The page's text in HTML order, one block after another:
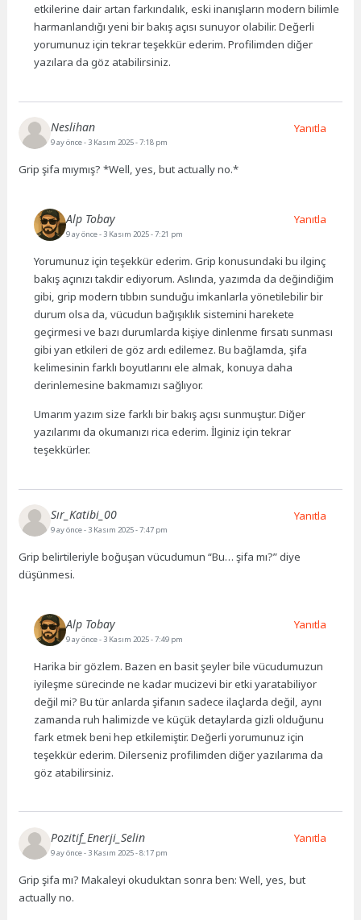
etkilerine dair artan farkındalık, eski inanışların modern bilimle
harmanlandığı yeni bir bakış açısı sunuyor olabilir. Değerli
yorumunuz için tekrar teşekkür ederim. Profilimden diğer
yazılara da göz atabilirsiniz.
Neslihan
9 ay önce- 3 Kasım 2025 - 7:18 pm
Grip şifa mıymış? *Well, yes, but actually no.*
Yanıtla
Alp Tobay
9 ay önce- 3 Kasım 2025 - 7:21 pm
Yorumunuz için teşekkür ederim. Grip konusundaki bu ilginç
bakış açınızı takdir ediyorum. Aslında, yazımda da değindiğim
gibi, grip modern tıbbın sunduğu imkanlarla yönetilebilir bir
durum olsa da, vücudun bağışıklık sistemini harekete
geçirmesi ve bazı durumlarda kişiye dinlenme fırsatı sunması
gibi yan etkileri de göz ardı edilemez. Bu bağlamda, şifa
kelimesinin farklı boyutlarını ele almak, konuya daha
derinlemesine bakmamızı sağlıyor.
Umarım yazım size farklı bir bakış açısı sunmuştur. Diğer
yazılarımı da okumanızı rica ederim. İlginiz için tekrar
teşekkürler.
Yanıtla
Sır_Katibi_00
9 ay önce- 3 Kasım 2025 - 7:47 pm
Grip belirtileriyle boğuşan vücudumun “Bu… şifa mı?” diye
düşünmesi.
Yanıtla
Alp Tobay
9 ay önce- 3 Kasım 2025 - 7:49 pm
Harika bir gözlem. Bazen en basit şeyler bile vücudumuzun
iyileşme sürecinde ne kadar mucizevi bir etki yaratabiliyor
değil mi? Bu tür anlarda şifanın sadece ilaçlarda değil, aynı
zamanda ruh halimizde ve küçük detaylarda gizli olduğunu
fark etmek beni hep etkilemiştir. Değerli yorumunuz için
teşekkür ederim. Dilerseniz profilimden diğer yazılarıma da
göz atabilirsiniz.
Yanıtla
Pozitif_Enerji_Selin
9 ay önce- 3 Kasım 2025 - 8:17 pm
Grip şifa mı? Makaleyi okuduktan sonra ben: Well, yes, but
actually no.
Yanıtla